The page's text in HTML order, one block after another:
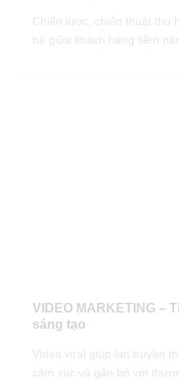
Chiến lược, chiến thuật thu
hệ giữa khách hàng tiềm
VIDEO MARKETING –
sáng tạo
Video viral giúp lan truyền
cảm xúc và gắn bó với